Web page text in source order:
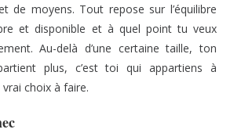
de moyens. Tout repose sur l’équilibre
et disponible et à quel point tu veux
Au-delà d’une certaine taille, ton
plus, c’est toi qui appartiens à
vrai choix à faire.